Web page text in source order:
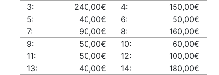
3:
240,00€ 4:
150,00€
5:
40,00€ 6:
50,00€
7:
90,00€ 8:
160,00€
9:
50,00€ 10:
60,00€
11:
50,00€ 12:
100,00€
13:
40,00€ 14:
180,00€